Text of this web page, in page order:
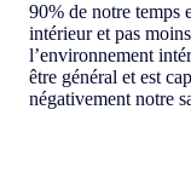
90% de notre temps
intérieur et pas
l’environnement
être général et est
négativement notre